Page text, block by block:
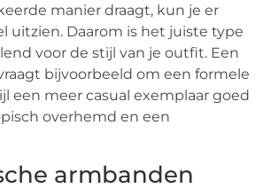
manier draagt, kun je er
uitzien. Daarom is het juiste type
voor de stijl van je outfit. Een
bijvoorbeeld om een formele
een meer casual exemplaar goed
overhemd en een
armbanden